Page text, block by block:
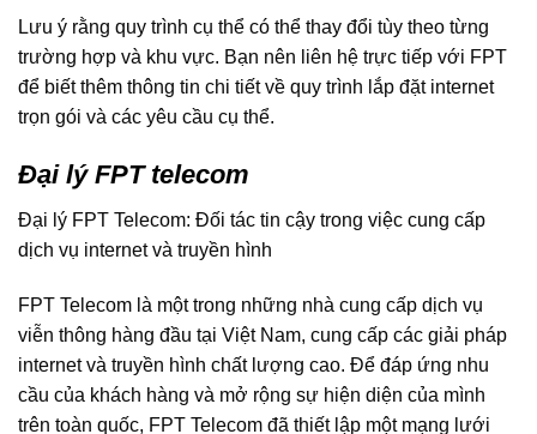
Lưu ý rằng quy trình cụ thể có thể thay đổi tùy theo từng
trường hợp và khu vực. Bạn nên liên hệ trực tiếp với FPT
để biết thêm thông tin chi tiết về quy trình lắp đặt internet
trọn gói và các yêu cầu cụ thể.
Đại lý FPT telecom
Đại lý FPT Telecom: Đối tác tin cậy trong việc cung cấp
dịch vụ internet và truyền hình
FPT Telecom là một trong những nhà cung cấp dịch vụ
viễn thông hàng đầu tại Việt Nam, cung cấp các giải pháp
internet và truyền hình chất lượng cao. Để đáp ứng nhu
cầu của khách hàng và mở rộng sự hiện diện của mình
trên toàn quốc, FPT Telecom đã thiết lập một mạng lưới